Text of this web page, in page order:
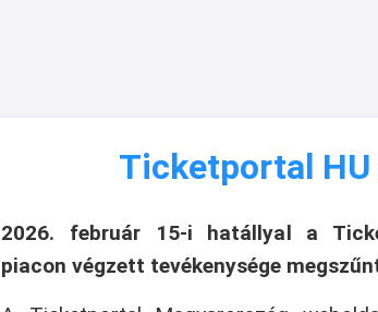
Ticketportal
2026. február 15-i hatállyal a
piacon végzett tevékenysége